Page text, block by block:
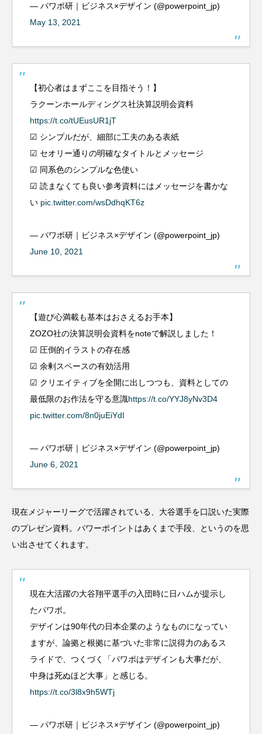
— パワポ研｜ビジネス×デザイン (@powerpoint_jp)
May 13, 2021
【初心者はまずここを目指そう！】
ラクーンホールディングス社決算説明会資料
https://t.co/tUEusUR1jT
☑︎ シンプルだが、細部に工夫のある表紙
☑︎ セオリー通りの明確なタイトルとメッセージ
☑︎ 同系色のシンプルな色使い
☑︎ 読まなくても良い参考資料にはメッセージを書かな
い pic.twitter.com/wsDdhqKT6z
— パワポ研｜ビジネス×デザイン (@powerpoint_jp)
June 10, 2021
【遊び心満載も基本はおさえるお手本】
ZOZO社の決算説明会資料をnoteで解説しました！
☑︎ 圧倒的イラストの存在感
☑︎ 余剰スペースの有効活用
☑︎ クリエイティブを全開に出しつつも、資料としての
最低限のお作法を守る意識https://t.co/YYJ8yNv3D4
pic.twitter.com/8n0juEiYdI
— パワポ研｜ビジネス×デザイン (@powerpoint_jp)
June 6, 2021
現在メジャーリーグで活躍されている、大谷選手を口説いた実際
のプレゼン資料。パワーポイントはあくまで手段、というのを思
い出させてくれます。
現在大活躍の大谷翔平選手の入団時に日ハムが提示し
たパワポ。
デザインは90年代の日本企業のようなものになってい
ますが、論拠と根拠に基づいた非常に説得力のあるス
ライドで、つくづく「パワポはデザインも大事だが、
中身は死ぬほど大事」と感じる。
https://t.co/3l8x9h5WTj
— パワポ研｜ビジネス×デザイン (@powerpoint_jp)